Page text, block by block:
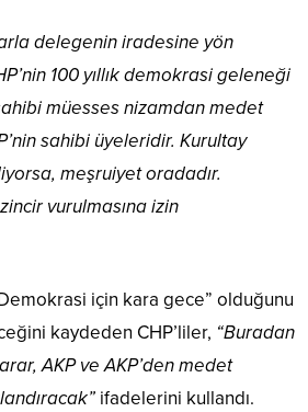
delegenin iradesine yön
100 yıllık demokrasi geleneği
müesses nizamdan medet
sahibi üyeleridir. Kurultay
meşruiyet oradadır.
vurulmasına izin
için kara gece” olduğunu
kaydeden CHP’liler, “Buradan
AKP ve AKP’den medet
ifadelerini kullandı.